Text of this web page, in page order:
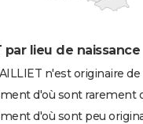
par lieu de naissance
n'est originaire
d'où sont rarement
d'où sont peu